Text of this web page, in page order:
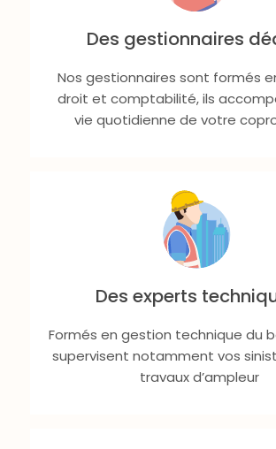
Des gestionnaires
Nos gestionnaires sont formés
droit et comptabilité, ils
vie quotidienne de votre
Des experts
Formés en gestion technique du
supervisent notamment vos
travaux d’ampleur